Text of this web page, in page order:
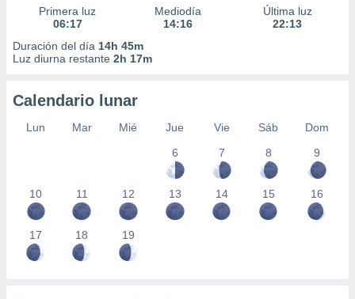
Primera luz
06:17
Mediodía
14:16
Última luz
22:13
Duración del día 14h 45m
Luz diurna restante 2h 17m
Calendario lunar
Lun Mar Mié Jue Vie Sáb
Dom
6
7 8 9
10 11 12 13 14 15 16
17 18 19